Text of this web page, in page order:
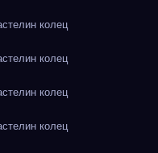
колец
колец
колец
колец